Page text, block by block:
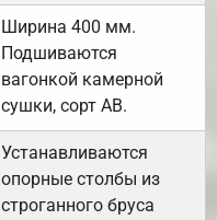
Ширина 400 мм.
Подшиваются
вагонкой камерной
сушки, сорт АВ.
Устанавливаются
опорные столбы из
строганного бруса